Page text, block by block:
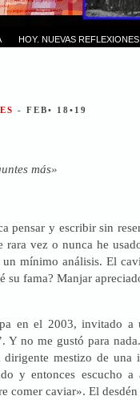
HOY. NUEVAS REFLEXIONES
- FEB• 18•19
más»
pensar y escribir sin
vez o nunca he
mínimo análisis. El
su fama? Manjar
en el 2003, invitado a
Y no me gustó para
mestizo de una
y entonces escucho a
comer caviar». El